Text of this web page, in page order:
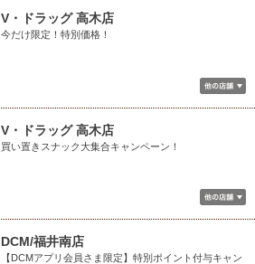
V・ドラッグ 高木店
今だけ限定！特別価格！
V・ドラッグ 高木店
買い置きスナック大集合キャンペーン！
DCM/福井南店
【DCMアプリ会員さま限定】特別ポイント付与キャン